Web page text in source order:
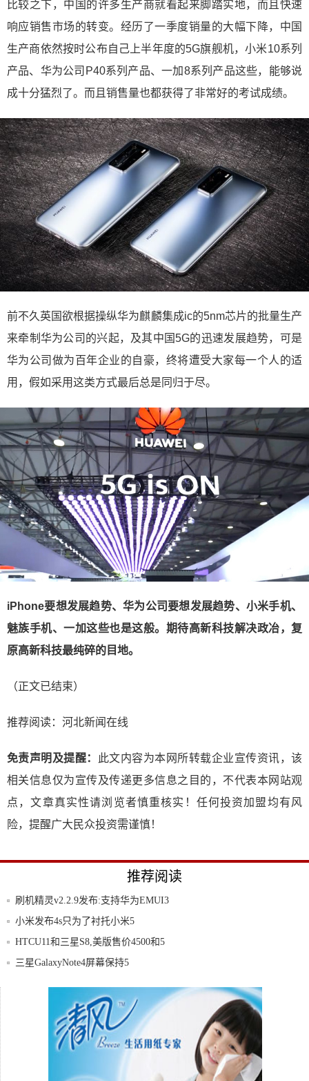
比较之下，中国的许多生产商就看起来脚踏实地，而且快速
响应销售市场的转变。经历了一季度销量的大幅下降，中国
生产商依然按时公布自己上半年度的5G旗舰机，小米10系列
产品、华为公司P40系列产品、一加8系列产品这些，能够说
成十分猛烈了。而且销售量也都获得了非常好的考试成绩。
前不久英国欲根据操纵华为麒麟集成ic的5nm芯片的批量生产
来牵制华为公司的兴起，及其中国5G的迅速发展趋势，可是
华为公司做为百年企业的自豪，终将遭受大家每一个人的适
用，假如采用这类方式最后总是同归于尽。
​iPhone要想发展趋势、华为公司要想发展趋势、小米手机、
魅族手机、一加这些也是这般。期待高新科技解决政冶，复
原高新科技最纯碎的目地。
（正文已结束）
推荐阅读： 河北新闻在线
免责声明及提醒：
此文内容为本网所转载企业宣传资讯，该
相关信息仅为宣传及传递更多信息之目的，不代表本网站观
点，文章真实性请浏览者慎重核实！任何投资加盟均有风
险，提醒广大民众投资需谨慎！
推荐阅读
刷机精灵v2.2.9发布:支持华为EMUI3
小米发布4s只为了衬托小米5
HTCU11和三星S8,美版售价4500和5
三星GalaxyNote4屏幕保持5
国外电商助攻旗舰小米5全配置曝光